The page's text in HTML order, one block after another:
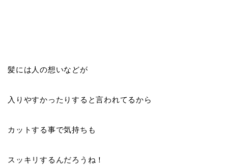
髪には人の想いなどが
入りやすかったりすると言われてるから
カットする事で気持ちも
スッキリするんだろうね！